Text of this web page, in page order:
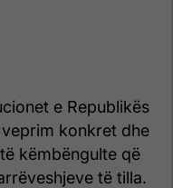
e Republikës
konkret dhe
këmbëngulte që
të tilla.